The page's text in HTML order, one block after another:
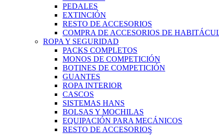
PEDALES
EXTINCIÓN
RESTO DE ACCESORIOS
COMPRA DE ACCESORIOS DE
ROPA Y SEGURIDAD
PACKS COMPLETOS
MONOS DE COMPETICIÓN
BOTINES DE COMPETICIÓN
GUANTES
ROPA INTERIOR
CASCOS
SISTEMAS HANS
BOLSAS Y MOCHILAS
EQUIPACIÓN PARA MECÁNICOS
RESTO DE ACCESORIOS